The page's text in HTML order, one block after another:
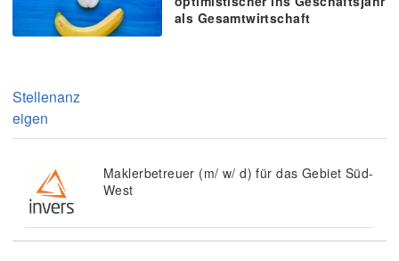
als Gesamtwirtschaft
Stellenanz
eigen
Maklerbetreuer (m/ w/ d) für das Gebiet Süd-
West